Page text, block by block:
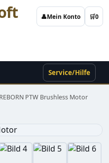
👤Mein Konto 🛒0
Service/Hilfe
REBORN PTW Brushless Motor